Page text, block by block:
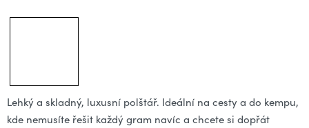
Lehký a skladný, luxusní polštář. Ideální na cesty a do kempu,
kde nemusíte řešit každý gram navíc a chcete si dopřát